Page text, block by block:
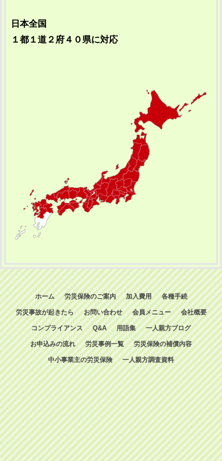
日本全国
１都１道２府４０県に対応
ホーム 労災保険のご案内 加入費用 各種手続
労災事故が起きたら お問い合わせ 会員メニュー 会社概要
コンプライアンス Q&A 用語集 一人親方ブログ
お申込みの流れ 労災事例一覧 労災保険の補償内容
中小事業主の労災保険 一人親方調査資料